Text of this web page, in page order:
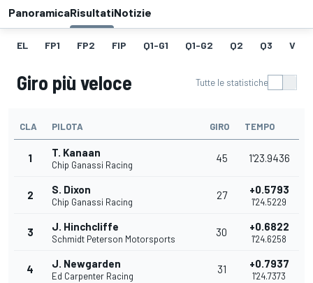
PanoramicaRisultatiNotizie
EL FP1 FP2 FIP Q1-G1 Q1-G2 Q2 Q3 V
Giro più veloce Tutte le statistiche
CLA PILOTA GIRO TEMPO
1 T. Kanaan
Chip Ganassi Racing
45 1'23.9436
2 S. Dixon
Chip Ganassi Racing
27 +0.5793
1'24.5229
3 J. Hinchcliffe
Schmidt Peterson Motorsports
30 +0.6822
1'24.6258
4 J. Newgarden
Ed Carpenter Racing
31 +0.7937
1'24.7373